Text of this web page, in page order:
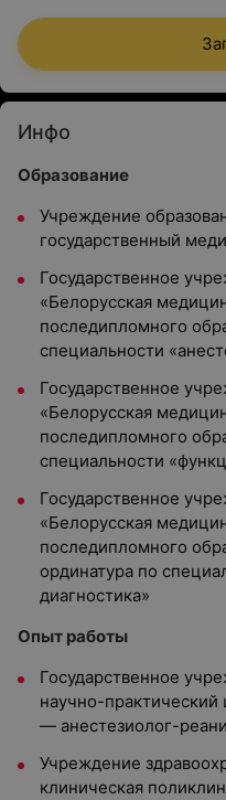
Инфо
Образование
Учреждение
государственный
Государственное
«Белорусская
последипломного
специальности
Государственное
«Белорусская
последипломного
специальности
Государственное
«Белорусская
последипломного
ординатура по
диагностика»
Опыт работы
Государственное
научно-практический
— анестезиолог-
Учреждение
клиническая